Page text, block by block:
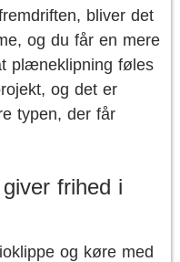
bliver det
og du får en mere
plæneklipning føles
og det er
typen, der får
frihed i
og køre med